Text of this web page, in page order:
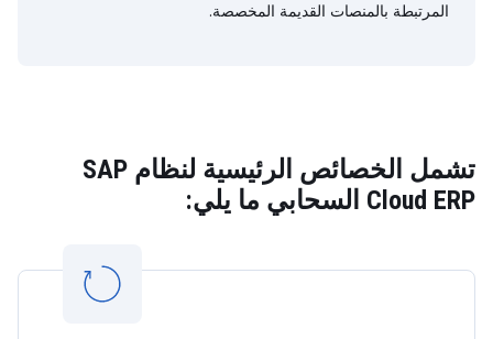
المرتبطة بالمنصات القديمة المخصصة.
تشمل الخصائص الرئيسية لنظام SAP
Cloud ERP السحابي ما يلي: